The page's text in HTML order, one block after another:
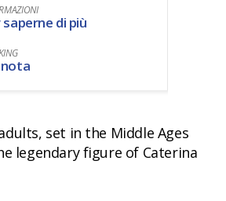
saperne di più
set in the Middle Ages
legendary figure of Caterina